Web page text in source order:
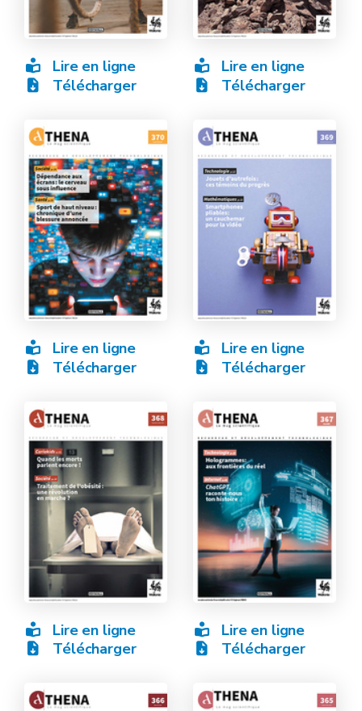
Lire en ligne
Télécharger
Lire en ligne
Télécharger
Lire en ligne
Télécharger
Lire en ligne
Télécharger
Lire en ligne
Télécharger
Lire en ligne
Télécharger